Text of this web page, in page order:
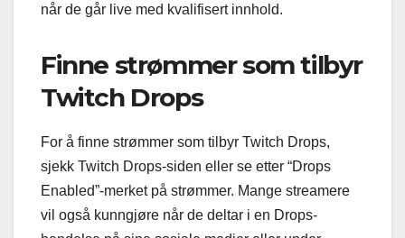
når de går live med kvalifisert innhold.
Finne strømmer som tilbyr
Twitch Drops
For å finne strømmer som tilbyr Twitch Drops,
sjekk Twitch Drops-siden eller se etter “Drops
Enabled”-merket på strømmer. Mange streamere
vil også kunngjøre når de deltar i en Drops-